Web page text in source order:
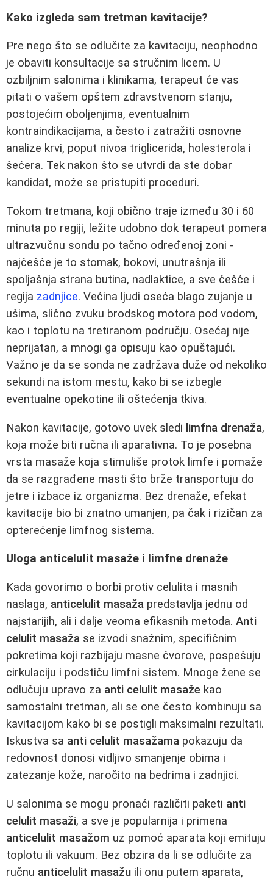
Kako izgleda sam tretman kavitacije?
Pre nego što se odlučite za kavitaciju, neophodno
je obaviti konsultacije sa stručnim licem. U
ozbiljnim salonima i klinikama, terapeut će vas
pitati o vašem opštem zdravstvenom stanju,
postojećim oboljenjima, eventualnim
kontraindikacijama, a često i zatražiti osnovne
analize krvi, poput nivoa triglicerida, holesterola i
šećera. Tek nakon što se utvrdi da ste dobar
kandidat, može se pristupiti proceduri.
Tokom tretmana, koji obično traje između 30 i 60
minuta po regiji, ležite udobno dok terapeut pomera
ultrazvučnu sondu po tačno određenoj zoni -
najčešće je to stomak, bokovi, unutrašnja ili
spoljašnja strana butina, nadlaktice, a sve češće i
regija zadnjice. Većina ljudi oseća blago zujanje u
ušima, slično zvuku brodskog motora pod vodom,
kao i toplotu na tretiranom području. Osećaj nije
neprijatan, a mnogi ga opisuju kao opuštajući.
Važno je da se sonda ne zadržava duže od nekoliko
sekundi na istom mestu, kako bi se izbegle
eventualne opekotine ili oštećenja tkiva.
Nakon kavitacije, gotovo uvek sledi limfna drenaža,
koja može biti ručna ili aparativna. To je posebna
vrsta masaže koja stimuliše protok limfe i pomaže
da se razgrađene masti što brže transportuju do
jetre i izbace iz organizma. Bez drenaže, efekat
kavitacije bio bi znatno umanjen, pa čak i rizičan za
opterećenje limfnog sistema.
Uloga anticelulit masaže i limfne drenaže
Kada govorimo o borbi protiv celulita i masnih
naslaga, anticelulit masaža predstavlja jednu od
najstarijih, ali i dalje veoma efikasnih metoda. Anti
celulit masaža se izvodi snažnim, specifičnim
pokretima koji razbijaju masne čvorove, pospešuju
cirkulaciju i podstiču limfni sistem. Mnoge žene se
odlučuju upravo za anti celulit masaže kao
samostalni tretman, ali se one često kombinuju sa
kavitacijom kako bi se postigli maksimalni rezultati.
Iskustva sa anti celulit masažama pokazuju da
redovnost donosi vidljivo smanjenje obima i
zatezanje kože, naročito na bedrima i zadnjici.
U salonima se mogu pronaći različiti paketi anti
celulit masaži, a sve je popularnija i primena
anticelulit masažom uz pomoć aparata koji emituju
toplotu ili vakuum. Bez obzira da li se odlučite za
ručnu anticelulit masažu ili onu putem aparata,